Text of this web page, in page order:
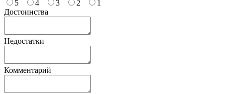
5
4 3 2
1
Достоинства
Недостатки
Комментарий